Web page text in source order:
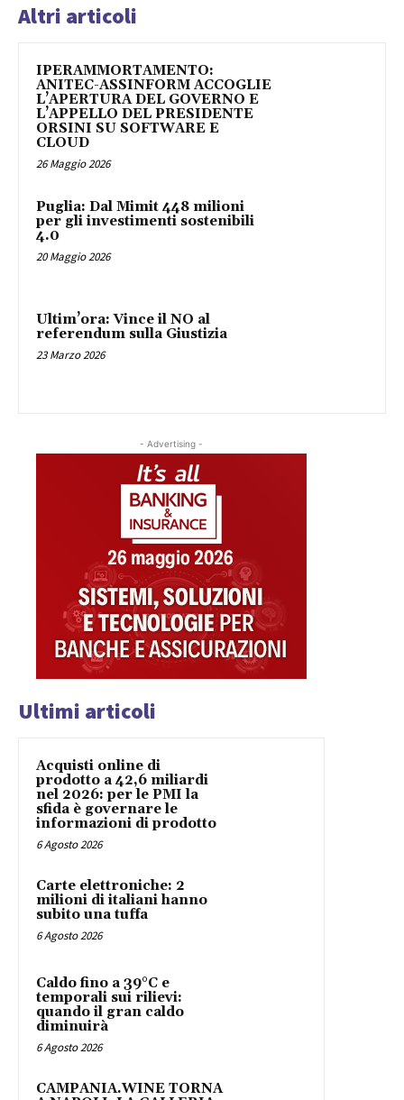
Altri articoli
IPERAMMORTAMENTO:
ANITEC-ASSINFORM ACCOGLIE
L’APERTURA DEL GOVERNO E
L’APPELLO DEL PRESIDENTE
ORSINI SU SOFTWARE E
CLOUD
26 Maggio 2026
Puglia: Dal Mimit 448 milioni
per gli investimenti sostenibili
4.0
20 Maggio 2026
Ultim’ora: Vince il NO al
referendum sulla Giustizia
23 Marzo 2026
- Advertising -
Ultimi articoli
Acquisti online di
prodotto a 42,6 miliardi
nel 2026: per le PMI la
sfida è governare le
informazioni di prodotto
6 Agosto 2026
Carte elettroniche: 2
milioni di italiani hanno
subito una tuffa
6 Agosto 2026
Caldo fino a 39°C e
temporali sui rilievi:
quando il gran caldo
diminuirà
6 Agosto 2026
CAMPANIA.WINE TORNA